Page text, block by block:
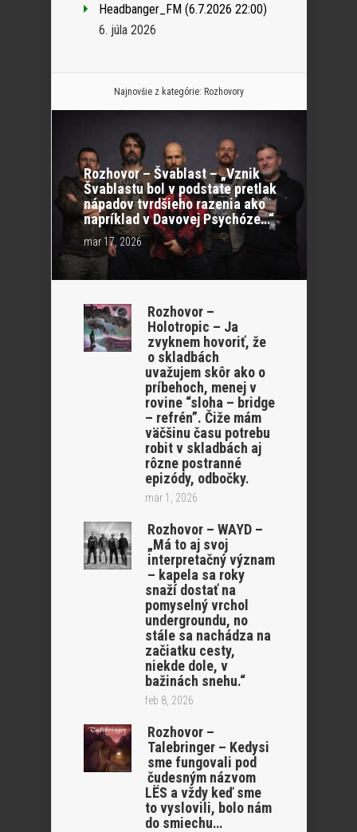
Headbanger_FM (6.7.2026 22:00)
6. júla 2026
Najnovšie z kategórie: Rozhovory
Rozhovor – Švablast – „Vznik
Švablastu bol v podstate pretlak
nápadov tvrdšieho razenia ako
napríklad v Davovej Psychóze…“
mar 17, 2026
Rozhovor –
Holotropic – Ja
zvyknem hovoriť, že
o skladbách
uvažujem skôr ako o
príbehoch, menej v
rovine “sloha – bridge
– refrén”. Čiže mám
väčšinu času potrebu
robit v skladbách aj
rôzne postranné
epizódy, odbočky.
mar 1, 2026
Rozhovor – WAYD –
„Má to aj svoj
interpretačný význam
– kapela sa roky
snaží dostať na
pomyselný vrchol
undergroundu, no
stále sa nachádza na
začiatku cesty,
niekde dole, v
bažinách snehu.“
feb 8, 2026
Rozhovor –
Talebringer – Kedysi
sme fungovali pod
čudesným názvom
LËS a vždy keď sme
to vyslovili, bolo nám
do smiechu…